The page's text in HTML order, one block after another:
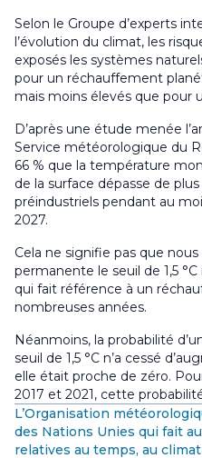
Selon le Groupe d’experts
l’évolution du climat, les
exposés les systèmes
pour un réchauffement
mais moins élevés que pour
D’après une étude menée
Service météorologique du
66 % que la température
de la surface dépasse de plus
préindustriels pendant au
2027.
Cela ne signifie pas que
permanente le seuil de 1,5
qui fait référence à un
nombreuses années.
Néanmoins, la probabilité
seuil de 1,5 °C n’a cessé
elle était proche de zéro.
2017 et 2021, cette
L’Organisation
des Nations Unies qui fait
relatives au temps, au climat